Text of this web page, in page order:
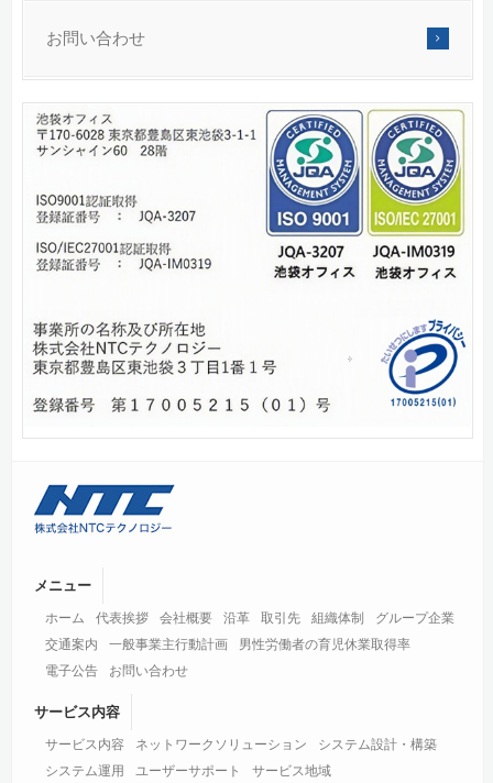
お問い合わせ
メニュー
ホーム 代表挨拶 会社概要 沿革 取引先 組織体制
グループ企業
交通案内
一般事業主行動計画
男性労働者の育児休業取得率
電子公告
お問い合わせ
サービス内容
サービス内容 ネットワークソリューション
システム設計・構築
システム運用
ユーザーサポート サービス地域